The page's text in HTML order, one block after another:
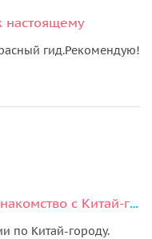
настоящему
гид.Рекомендую!
Древнейший район Москвы: знакомство с Китай-городом (с посещением храмов)
по Китай-городу.